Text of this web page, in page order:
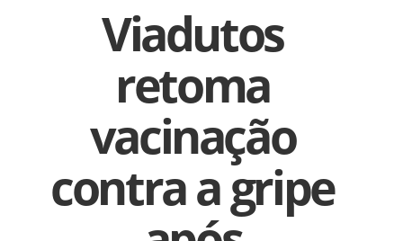
Viadutos
retoma
vacinação
contra a gripe